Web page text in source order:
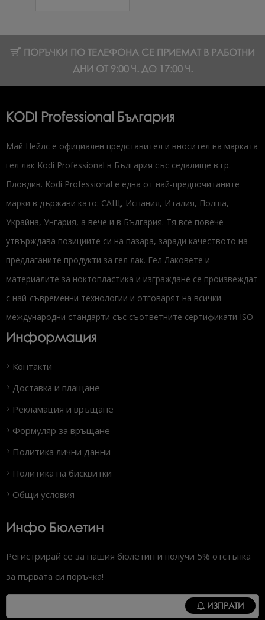
ПОРЪЧКИ ПО ТЕЛЕФОНА СЕ ПРИЕМАТ В РАБОТНИ
ДНИ ОТ 9:00 Ч. ДО 17:00 Ч.
KODI Professional България
Май Нейлс е официален представител и вносител на марката
гел лак Kodi Professional в България със седалище в гр.
Пловдив. Kodi Professional е една от най-предпочитаните
марки в държави като: САЩ, Испания, Италия, Полша,
Украйна, Унгария, а вече и в България. Тя все повече
утвърждава позициите си на пазара, заради качеството на
предлаганите продукти за гел лак. Гел Лаковете и
материалите за ноктопластика и изграждане се произвеждат
с най-съвременни технологии и отговарят на всички
международни стандарти със съответните сертификати ISO.
Информация
Контакти
Доставка и плащане
Рекламация и връщане
Формуляр за връщане
Политика лични данни
Политика на бисквитки
Общи условия
Инфо Бюлетин
Регистрирай се за нашия бюлетин и получи 5% отстъпка
за първата си поръчка!
ИЗПРАТИ